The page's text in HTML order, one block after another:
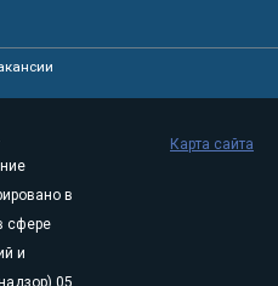
в
сфере
и
05
Карта сайта